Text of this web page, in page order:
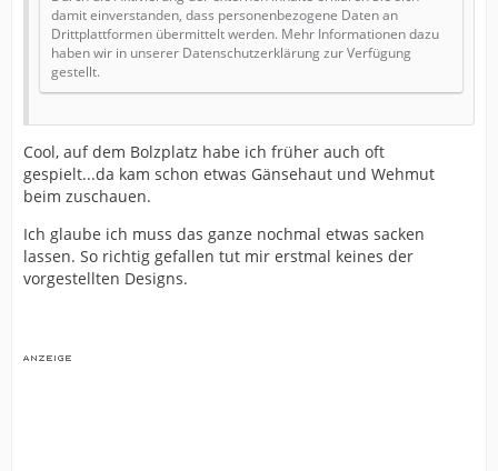
damit einverstanden, dass personenbezogene Daten an
Drittplattformen übermittelt werden. Mehr Informationen dazu
haben wir in unserer Datenschutzerklärung zur Verfügung
gestellt.
Cool, auf dem Bolzplatz habe ich früher auch oft
gespielt...da kam schon etwas Gänsehaut und Wehmut
beim zuschauen.
Ich glaube ich muss das ganze nochmal etwas sacken
lassen. So richtig gefallen tut mir erstmal keines der
vorgestellten Designs.